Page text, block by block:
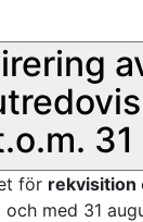
för rekvisition
och med 31